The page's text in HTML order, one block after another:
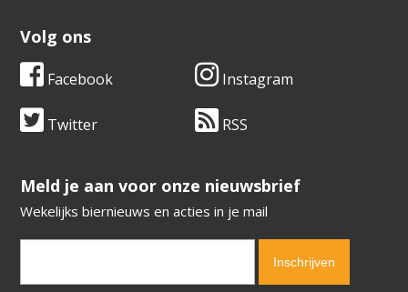
Volg ons
Facebook Instagram
Twitter RSS
​​​​​​​Meld je aan voor onze nieuwsbrief
Wekelijks biernieuws en acties in je mail